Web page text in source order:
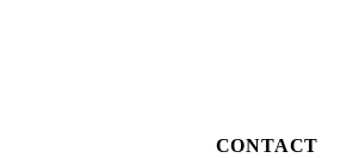
CONTACT